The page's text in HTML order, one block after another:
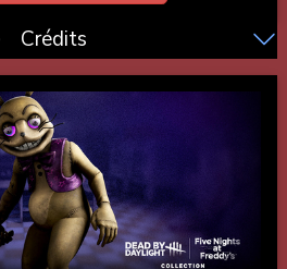
Crédits